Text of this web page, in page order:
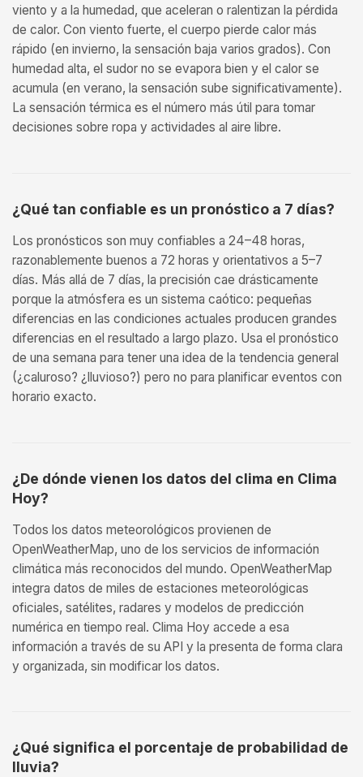
viento y a la humedad, que aceleran o ralentizan la pérdida
de calor. Con viento fuerte, el cuerpo pierde calor más
rápido (en invierno, la sensación baja varios grados). Con
humedad alta, el sudor no se evapora bien y el calor se
acumula (en verano, la sensación sube significativamente).
La sensación térmica es el número más útil para tomar
decisiones sobre ropa y actividades al aire libre.
¿Qué tan confiable es un pronóstico a 7 días?
Los pronósticos son muy confiables a 24–48 horas,
razonablemente buenos a 72 horas y orientativos a 5–7
días. Más allá de 7 días, la precisión cae drásticamente
porque la atmósfera es un sistema caótico: pequeñas
diferencias en las condiciones actuales producen grandes
diferencias en el resultado a largo plazo. Usa el pronóstico
de una semana para tener una idea de la tendencia general
(¿caluroso? ¿lluvioso?) pero no para planificar eventos con
horario exacto.
¿De dónde vienen los datos del clima en Clima
Hoy?
Todos los datos meteorológicos provienen de
OpenWeatherMap, uno de los servicios de información
climática más reconocidos del mundo. OpenWeatherMap
integra datos de miles de estaciones meteorológicas
oficiales, satélites, radares y modelos de predicción
numérica en tiempo real. Clima Hoy accede a esa
información a través de su API y la presenta de forma clara
y organizada, sin modificar los datos.
¿Qué significa el porcentaje de probabilidad de
lluvia?